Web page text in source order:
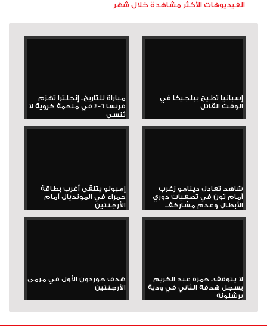
الفيديوهات الأكثر مشاهدة خلال شهر
إسبانيا تطيح ببلجيكا في
الوقت القاتل
مباراة للتاريخ.. إنجلترا تهزم
فرنسا 6-4 في ملحمة كروية لا
تُنسى
شاهد تعادل دينامو زغرب
أمام ثون في تصفيات دوري
الأبطال وعدم مشاركة...
إمبولو يتلقى أغرب بطاقة
حمراء في المونديال أمام
الأرجنتين
لا يتوقف.. حمزة عبد الكريم
يسجل هدفه الثاني في ودية
برشلونة
هدف جوردون الأول في مرمى
الأرجنتين